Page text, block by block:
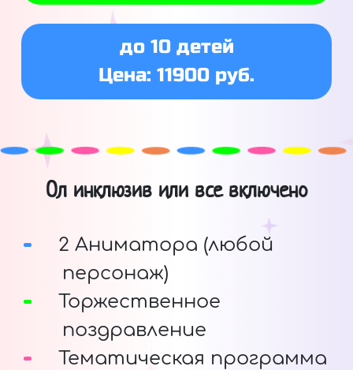
до 10 детей
Цена: 11900 руб.
Ол инклюзив или все включено
2 Аниматора (любой
персонаж)
Торжественное
поздравление
Тематическая программа